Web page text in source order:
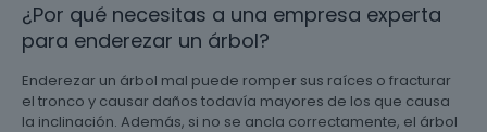
¿Por qué necesitas a una empresa experta
para enderezar un árbol?
Enderezar un árbol mal puede romper sus raíces o fracturar
el tronco y causar daños todavía mayores de los que causa
la inclinación. Además, si no se ancla correctamente, el árbol